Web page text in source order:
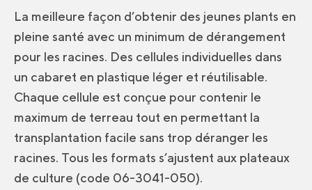
La meilleure façon d’obtenir des jeunes plants en
pleine santé avec un minimum de dérangement
pour les racines. Des cellules individuelles dans
un cabaret en plastique léger et réutilisable.
Chaque cellule est conçue pour contenir le
maximum de terreau tout en permettant la
transplantation facile sans trop déranger les
racines. Tous les formats s’ajustent aux plateaux
de culture (code 06-3041-050).